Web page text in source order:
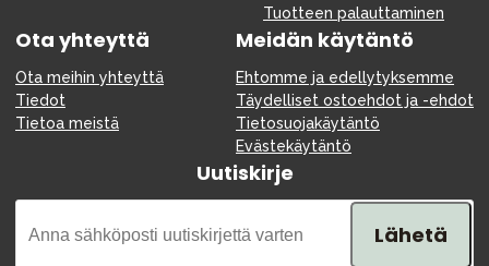
Tuotteen palauttaminen
Ota yhteyttä
Ota meihin yhteyttä
Tiedot
Tietoa meistä
Meidän käytäntö
Ehtomme ja edellytyksemme
Täydelliset ostoehdot ja -ehdot
Tietosuojakäytäntö
Evästekäytäntö
Uutiskirje
Lähetä
Outlet
Opas
Ota meihin yhteyttä osoitteessa
Myymälämme